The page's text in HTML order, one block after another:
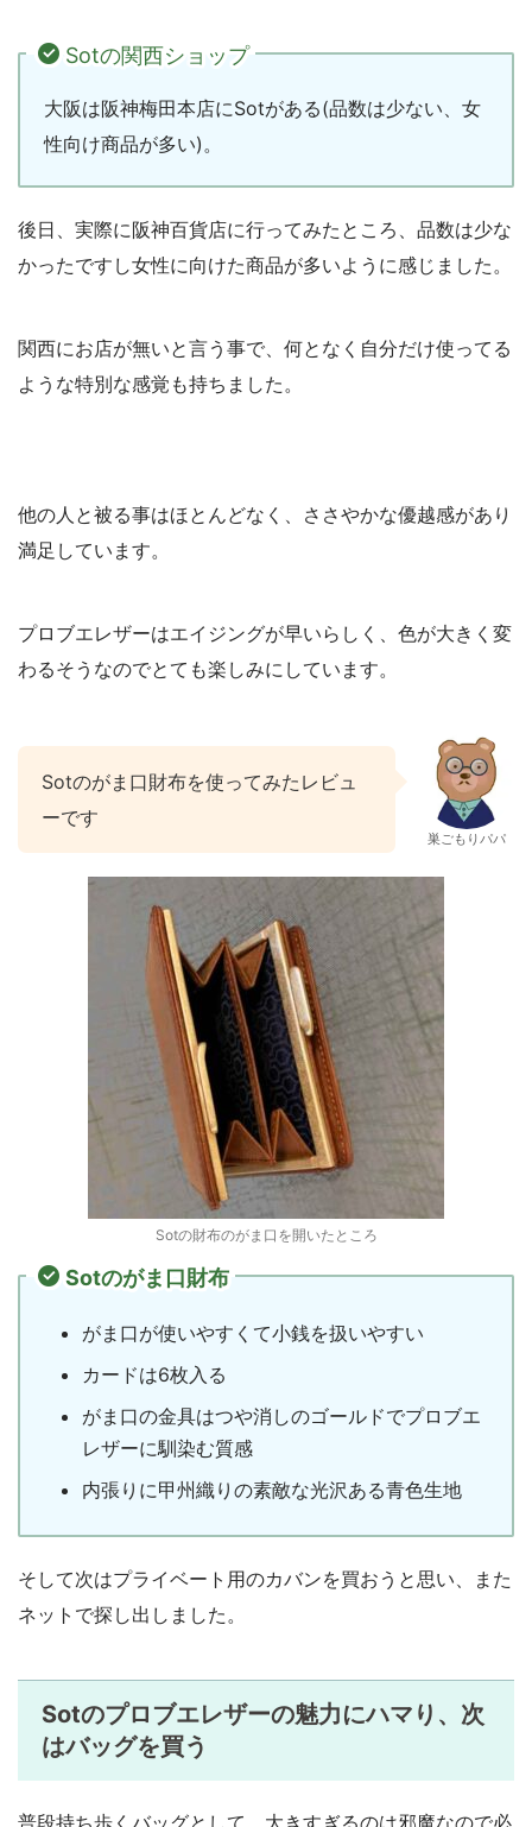
Sotの関西ショップ
大阪は阪神梅田本店にSotがある(品数は少ない、女
性向け商品が多い)。
後日、実際に阪神百貨店に行ってみたところ、品数は少な
かったですし女性に向けた商品が多いように感じました。
関西にお店が無いと言う事で、何となく自分だけ使ってる
ような特別な感覚も持ちました。
他の人と被る事はほとんどなく、ささやかな優越感があり
満足しています。
プロブエレザーはエイジングが早いらしく、色が大きく変
わるそうなのでとても楽しみにしています。
Sotのがま口財布を使ってみたレビュ
ーです
巣ごもりパパ
Sotの財布のがま口を開いたところ
Sotのがま口財布
がま口が使いやすくて小銭を扱いやすい
カードは6枚入る
がま口の金具はつや消しのゴールドでプロブエ
レザーに馴染む質感
内張りに甲州織りの素敵な光沢ある青色生地
そして次はプライベート用のカバンを買おうと思い、また
ネットで探し出しました。
Sotのプロブエレザーの魅力にハマり、次
はバッグを買う
普段持ち歩くバッグとして、大きすぎるのは邪魔なので必